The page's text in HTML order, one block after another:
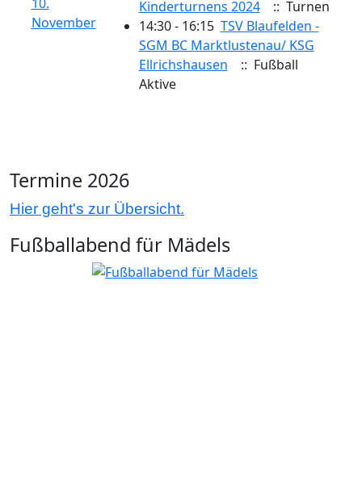
November
Kinderturnens 2024
:: Turnen
14:30 - 16:15 TSV Blaufelden -
SGM BC Marktlustenau/​ KSG
Ellrichshausen
:: Fußball
Aktive
Termine 2026
Hier geht's zur Übersicht.
Fußballabend für Mädels